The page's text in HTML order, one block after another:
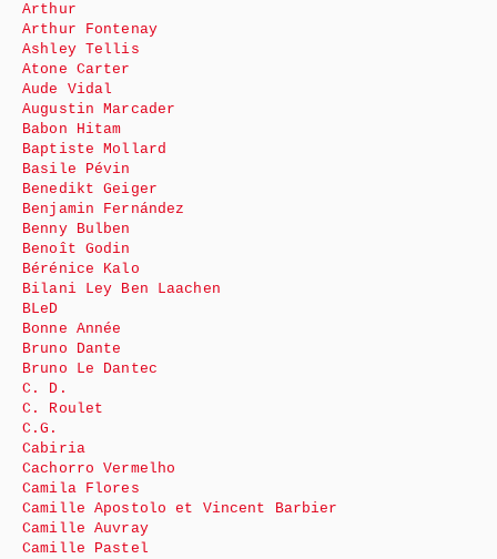
Arthur
Arthur Fontenay
Ashley Tellis
Atone Carter
Aude Vidal
Augustin Marcader
Babon Hitam
Baptiste Mollard
Basile Pévin
Benedikt Geiger
Benjamin Fernández
Benny Bulben
Benoît Godin
Bérénice Kalo
Bilani Ley Ben Laachen
BLeD
Bonne Année
Bruno Dante
Bruno Le Dantec
C. D.
C. Roulet
C.G.
Cabiria
Cachorro Vermelho
Camila Flores
Camille Apostolo et Vincent Barbier
Camille Auvray
Camille Pastel